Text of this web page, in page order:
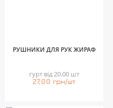
РУШНИКИ ДЛЯ РУК ЖИРАФ
гурт від 20.00 шт
27,00 грн/шт